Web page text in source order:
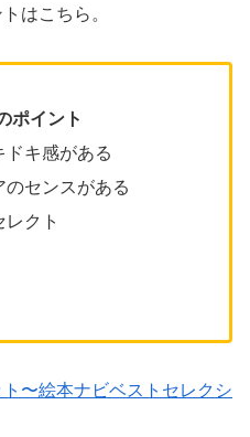
はこちら。
ポイント
ドキ感がある
センスがある
クト
〜絵本ナビベストセレクシ